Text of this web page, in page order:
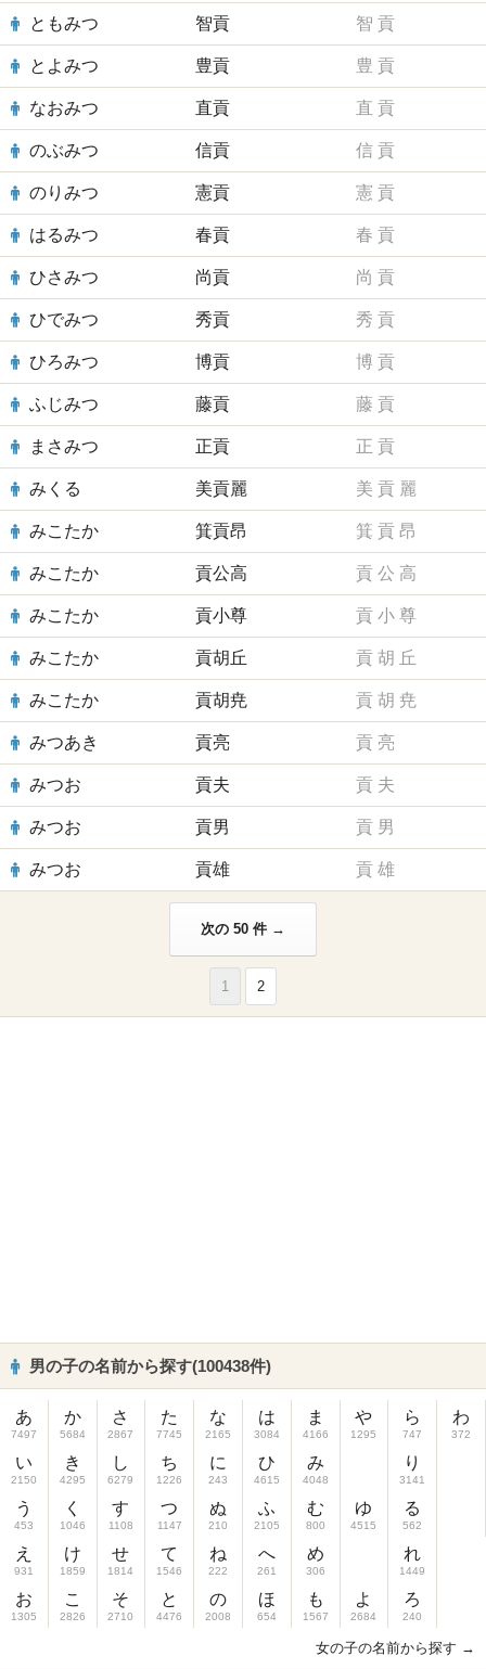
ともみつ 智貢 智 貢
とよみつ 豊貢 豊 貢
なおみつ 直貢 直 貢
のぶみつ 信貢 信 貢
のりみつ 憲貢 憲 貢
はるみつ 春貢 春 貢
ひさみつ 尚貢 尚 貢
ひでみつ 秀貢 秀 貢
ひろみつ 博貢 博 貢
ふじみつ 藤貢 藤 貢
まさみつ 正貢 正 貢
みくる 美貢麗 美 貢 麗
みこたか 箕貢昂 箕 貢 昂
みこたか 貢公高 貢 公 高
みこたか 貢小尊 貢 小 尊
みこたか 貢胡丘 貢 胡 丘
みこたか 貢胡尭 貢 胡 尭
みつあき 貢亮 貢 亮
みつお 貢夫 貢 夫
みつお 貢男 貢 男
みつお 貢雄 貢 雄
次の 50 件 →
1 2
男の子の名前から探す(100438件)
あ
7497
い
2150
う
453
え
931
お
1305
か
5684
き
4295
く
1046
け
1859
こ
2826
さ
2867
し
6279
す
1108
せ
1814
そ
2710
た
7745
ち
1226
つ
1147
て
1546
と
4476
な
2165
に
243
ぬ
210
ね
222
の
2008
は
3084
ひ
4615
ふ
2105
へ
261
ほ
654
ま
4166
み
4048
む
800
め
306
も
1567
や
1295
ゆ
4515
よ
2684
ら
747
り
3141
る
562
れ
1449
ろ
240
わ
372
女の子の名前から探す →